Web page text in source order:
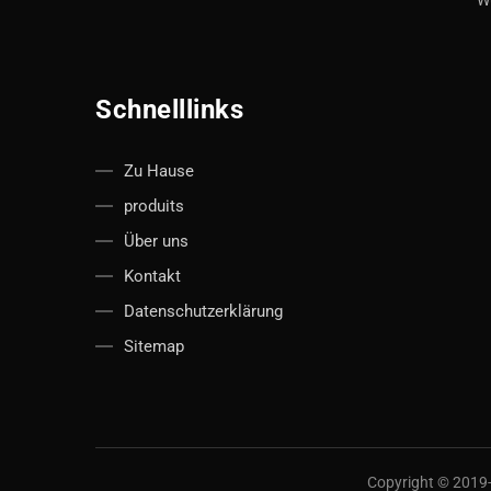
Schnelllinks
Zu Hause
produits
Über uns
Kontakt
Datenschutzerklärung
Sitemap
Copyright ©